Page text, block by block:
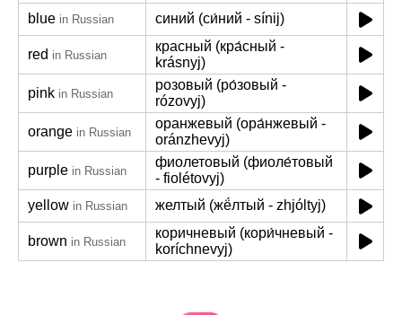
blue in Russian синий (си́ний - sínij)
red in Russian
красный (кра́сный -
krásnyj)
pink in Russian
розовый (ро́зовый -
rózovyj)
orange in Russian
оранжевый (ора́нжевый -
oránzhevyj)
purple in Russian
фиолетовый (фиоле́товый
- fiolétovyj)
yellow in Russian желтый (жё́лтый - zhjóltyj)
brown in Russian
коричневый (кори́чневый -
koríchnevyj)